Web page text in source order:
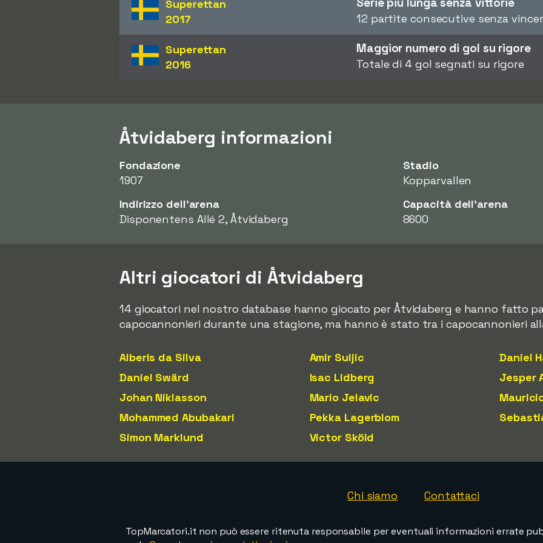
Superettan
2017
12 partite consecutive senza
Superettan
2016
Maggior numero di gol su rigore
Totale di 4 gol segnati su rigore
Åtvidaberg informazioni
Fondazione
1907
Stadio
Kopparvallen
Indirizzo dell'arena
Disponentens Allé 2, Åtvidaberg
Capacità dell'arena
8600
Altri giocatori di Åtvidaberg
14 giocatori nel nostro database hanno giocato per Åtvidaberg e hanno fatto
capocannonieri durante una stagione, ma hanno è stato tra i capocannonieri
Alberis da Silva Amir Suljic
Daniel
Daniel Swärd
Isac Lidberg
Jesper
Johan Niklasson
Mario Jelavic
Mohammed Abubakari
Pekka Lagerblom
Simon Marklund
Victor Sköld
Chi siamo Contattaci
TopMarcatori.it non può essere ritenuta responsabile per eventuali informazioni errate